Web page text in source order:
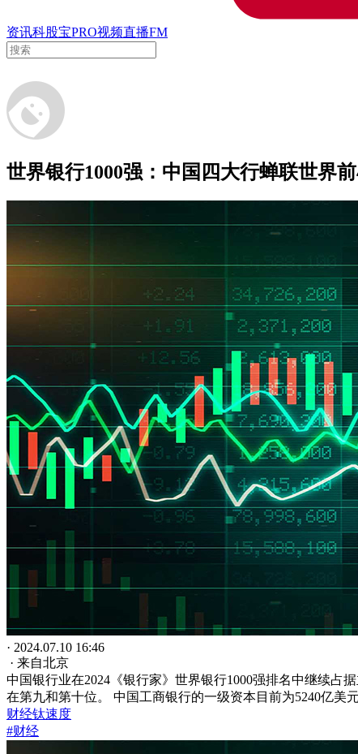
资讯科股宝PRO视频直播FM
世界银行1000强：中国四大行蝉联世界
· 2024.07.10 16:46
· 来自北京
中国银行业在2024《银行家》世界银行1000强排名中继续占
在第九和第十位。 中国工商银行的一级资本目前为5240亿美
财经钛速度
#财经